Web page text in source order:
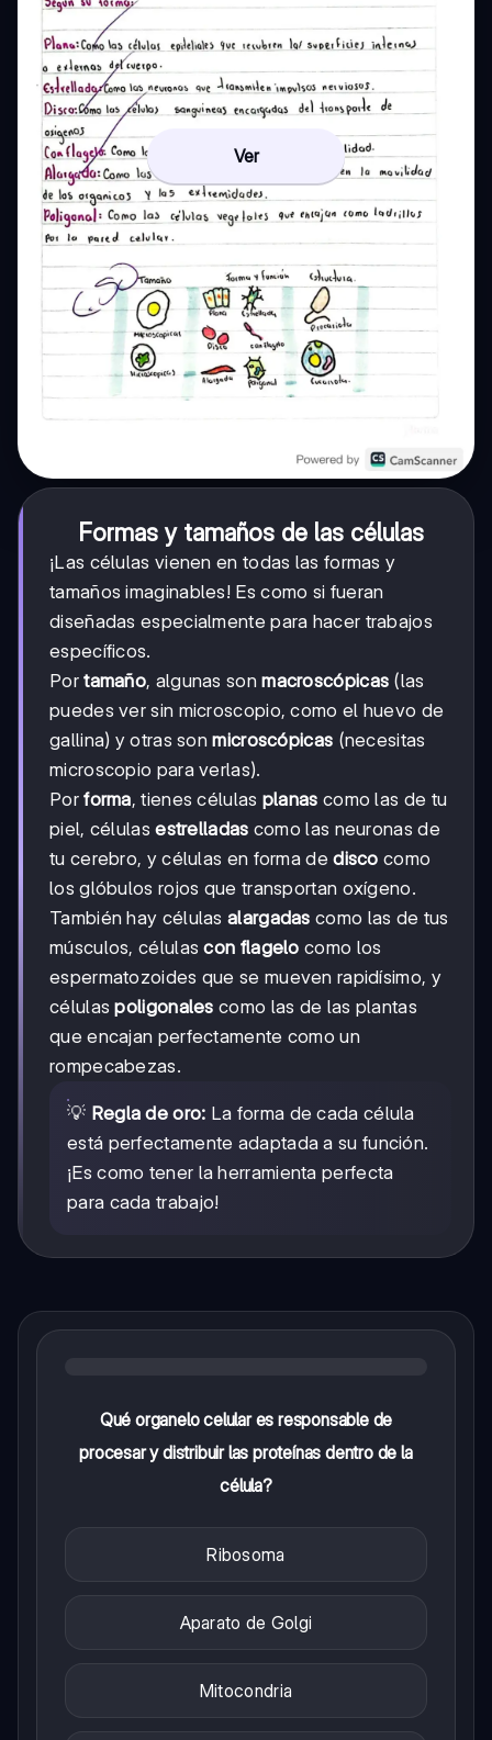
Ver
Formas y tamaños de las células
¡Las células vienen en todas las formas y
tamaños imaginables! Es como si fueran
diseñadas especialmente para hacer trabajos
específicos.
Portamaño, algunas sonmacroscópicas (las
puedes ver sin microscopio, como el huevo de
gallina) y otras sonmicroscópicas (necesitas
microscopio para verlas).
Porforma, tienes células planas como las de tu
piel, célulasestrelladas como las neuronas de
tu cerebro, y células en forma dedisco como
los glóbulos rojos que transportan oxígeno.
También hay células alargadas como las de tus
músculos, célulascon flagelo como los
espermatozoides que se mueven rapidísimo, y
célulaspoligonales como las de las plantas
que encajan perfectamente como un
rompecabezas.
💡 Regla de oro: La forma de cada célula
está perfectamente adaptada a su función.
¡Es como tener la herramienta perfecta
para cada trabajo!
Qué organelo celular es responsable de
procesar y distribuir las proteínas dentro de la
célula?
Ribosoma
Aparato de Golgi
Mitocondria